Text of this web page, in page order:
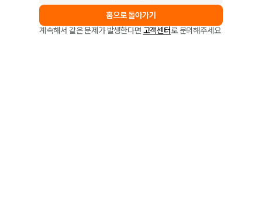
홈으로 돌아가기
계속해서 같은 문제가 발생한다면 고객센터로 문의해주세요.